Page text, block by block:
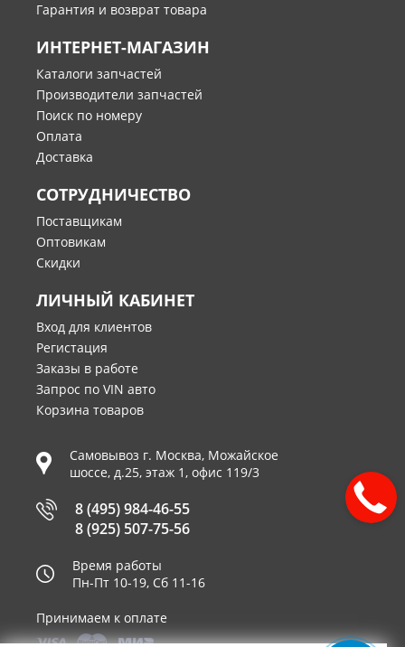
Гарантия и возврат товара
ИНТЕРНЕТ-МАГАЗИН
Каталоги запчастей
Производители запчастей
Поиск по номеру
Оплата
Доставка
СОТРУДНИЧЕСТВО
Поставщикам
Оптовикам
Скидки
ЛИЧНЫЙ КАБИНЕТ
Вход для клиентов
Регистация
Заказы в работе
Запрос по VIN авто
Корзина товаров
Самовывоз г. Москва, Можайское
шоссе, д.25, этаж 1, офис 119/3
8 (495) 984-46-55
8 (925) 507-75-56
Время работы
Пн-Пт 10-19, Сб 11-16
Принимаем к оплате